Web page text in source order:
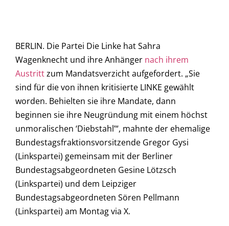
BERLIN. Die Partei Die Linke hat Sahra
Wagenknecht und ihre Anhänger nach ihrem
Austrittzum Mandatsverzicht aufgefordert. „Sie
sind für die von ihnen kritisierte LINKE gewählt
worden. Behielten sie ihre Mandate, dann
beginnen sie ihre Neugründung mit einem höchst
unmoralischen ‘Diebstahl’“, mahnte der ehemalige
Bundestagsfraktionsvorsitzende Gregor Gysi
(Linkspartei) gemeinsam mit der Berliner
Bundestagsabgeordneten Gesine Lötzsch
(Linkspartei) und dem Leipziger
Bundestagsabgeordneten Sören Pellmann
(Linkspartei) am Montag via X.